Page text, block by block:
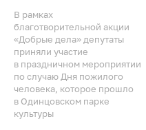
В рамках
благотворительной акции
«Добрые дела» депутаты
приняли участие
в праздничном мероприятии
по случаю Дня пожилого
человека, которое прошло
в Одинцовском парке
культуры